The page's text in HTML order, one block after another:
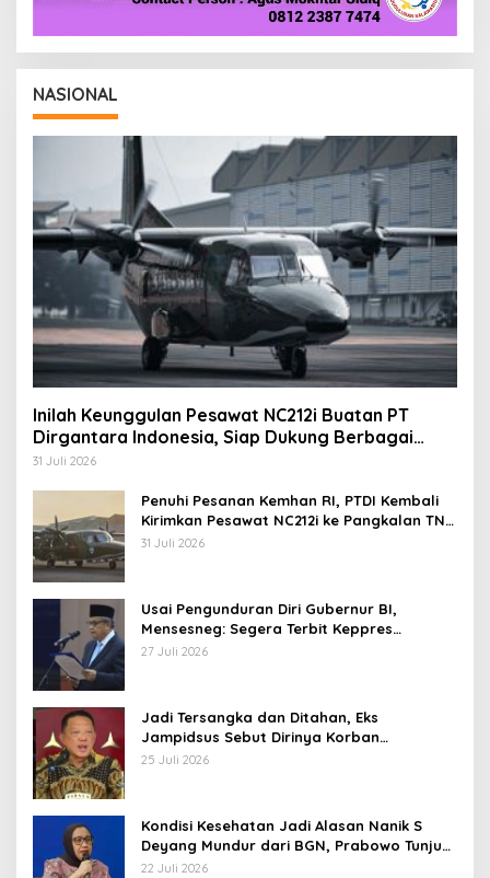
NASIONAL
Inilah Keunggulan Pesawat NC212i Buatan PT
Dirgantara Indonesia, Siap Dukung Berbagai
Operasi TNI
31 Juli 2026
Penuhi Pesanan Kemhan RI, PTDI Kembali
Kirimkan Pesawat NC212i ke Pangkalan TNI
AU
31 Juli 2026
Usai Pengunduran Diri Gubernur BI,
Mensesneg: Segera Terbit Keppres
Pemberhentian dengan Hormat
27 Juli 2026
Jadi Tersangka dan Ditahan, Eks
Jampidsus Sebut Dirinya Korban
Kriminalisasi
25 Juli 2026
Kondisi Kesehatan Jadi Alasan Nanik S
Deyang Mundur dari BGN, Prabowo Tunjuk
Wamentan Sudaryono
22 Juli 2026